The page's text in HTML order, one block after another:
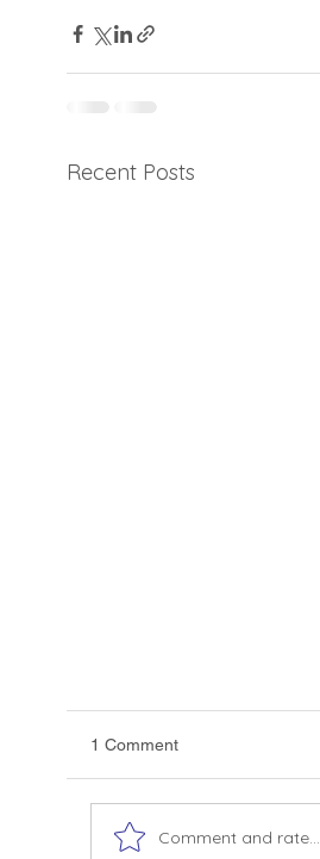
Recent Posts
1 Comment
Comment and rate...